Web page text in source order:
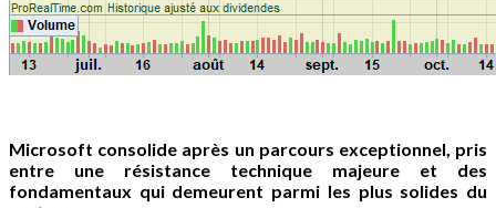
Microsoft consolide après un parcours exceptionnel, pris
entre une résistance technique majeure et des
fondamentaux qui demeurent parmi les plus solides du